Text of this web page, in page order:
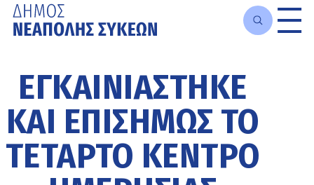
κυρίως
περιεχόμενο
ΕΓΚΑΙΝΙΆΣΤΗΚΕ
ΚΑΙ ΕΠΙΣΉΜΩΣ ΤΟ
ΤΈΤΑΡΤΟ ΚΈΝΤΡΟ